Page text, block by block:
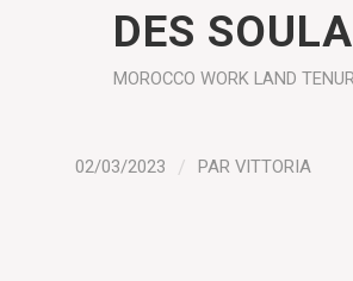
DES
MOROCCO WORK LAND
02/03/2023 / PAR VITTORIA